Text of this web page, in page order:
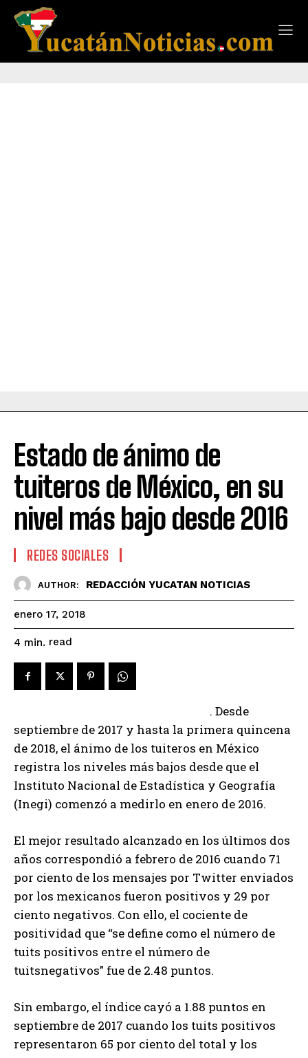
Estado de ánimo de
tuiteros de México, en su
nivel más bajo desde 2016
REDES SOCIALES
AUTHOR: REDACCIÓN YUCATAN NOTICIAS
enero 17, 2018
4 min. read
. Desde
septiembre de 2017 y hasta la primera quincena
de 2018, el ánimo de los tuiteros en México
registra los niveles más bajos desde que el
Instituto Nacional de Estadística y Geografía
(Inegi) comenzó a medirlo en enero de 2016.
El mejor resultado alcanzado en los últimos dos
años correspondió a febrero de 2016 cuando 71
por ciento de los mensajes por Twitter enviados
por los mexicanos fueron positivos y 29 por
ciento negativos. Con ello, el cociente de
positividad que “se define como el número de
tuits positivos entre el número de
tuitsnegativos” fue de 2.48 puntos.
Sin embargo, el índice cayó a 1.88 puntos en
septiembre de 2017 cuando los tuits positivos
representaron 65 por ciento del total y los